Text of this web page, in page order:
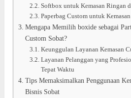
Softbox untuk Kemasan Ringan
Paperbag Custom untuk
Mengapa Memilih boxide sebagai
Custom Sobat?
Keunggulan Layanan Kemasan
Layanan Pelanggan yang
Tepat Waktu
Tips Memaksimalkan Penggunaan
Bisnis Sobat